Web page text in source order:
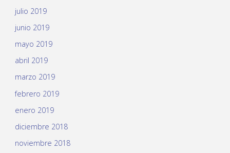
julio 2019
junio 2019
mayo 2019
abril 2019
marzo 2019
febrero 2019
enero 2019
diciembre 2018
noviembre 2018